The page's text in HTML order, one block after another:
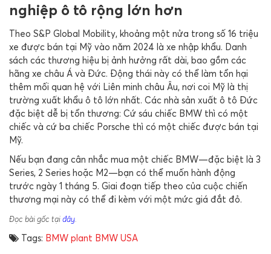
nghiệp ô tô rộng lớn hơn
Theo S&P Global Mobility, khoảng một nửa trong số 16 triệu
xe được bán tại Mỹ vào năm 2024 là xe nhập khẩu. Danh
sách các thương hiệu bị ảnh hưởng rất dài, bao gồm các
hãng xe châu Á và Đức. Động thái này có thể làm tổn hại
thêm mối quan hệ với Liên minh châu Âu, nơi coi Mỹ là thị
trường xuất khẩu ô tô lớn nhất. Các nhà sản xuất ô tô Đức
đặc biệt dễ bị tổn thương: Cứ sáu chiếc BMW thì có một
chiếc và cứ ba chiếc Porsche thì có một chiếc được bán tại
Mỹ.
Nếu bạn đang cân nhắc mua một chiếc BMW—đặc biệt là 3
Series, 2 Series hoặc M2—bạn có thể muốn hành động
trước ngày 1 tháng 5. Giai đoạn tiếp theo của cuộc chiến
thương mại này có thể đi kèm với một mức giá đắt đỏ.
Đọc bài gốc tại đây.
Tags: BMW plant BMW USA